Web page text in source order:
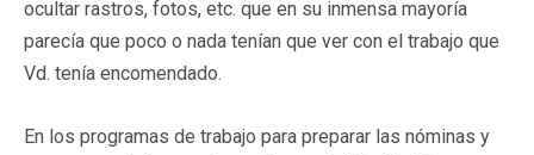
ocultar rastros, fotos, etc. que en su inmensa mayoría
parecía que poco o nada tenían que ver con el trabajo que
Vd. tenía encomendado.
En los programas de trabajo para preparar las nóminas y